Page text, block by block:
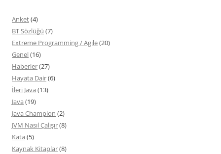
Anket(4)
BT Sözlüğü (7)
Extreme Programming / Agile(20)
Genel(16)
Haberler(27)
Hayata Dair(6)
İleri Java (13)
Java (19)
Java Champion (2)
JVM Nasıl Çalışır(8)
Kata (5)
Kaynak Kitaplar(8)